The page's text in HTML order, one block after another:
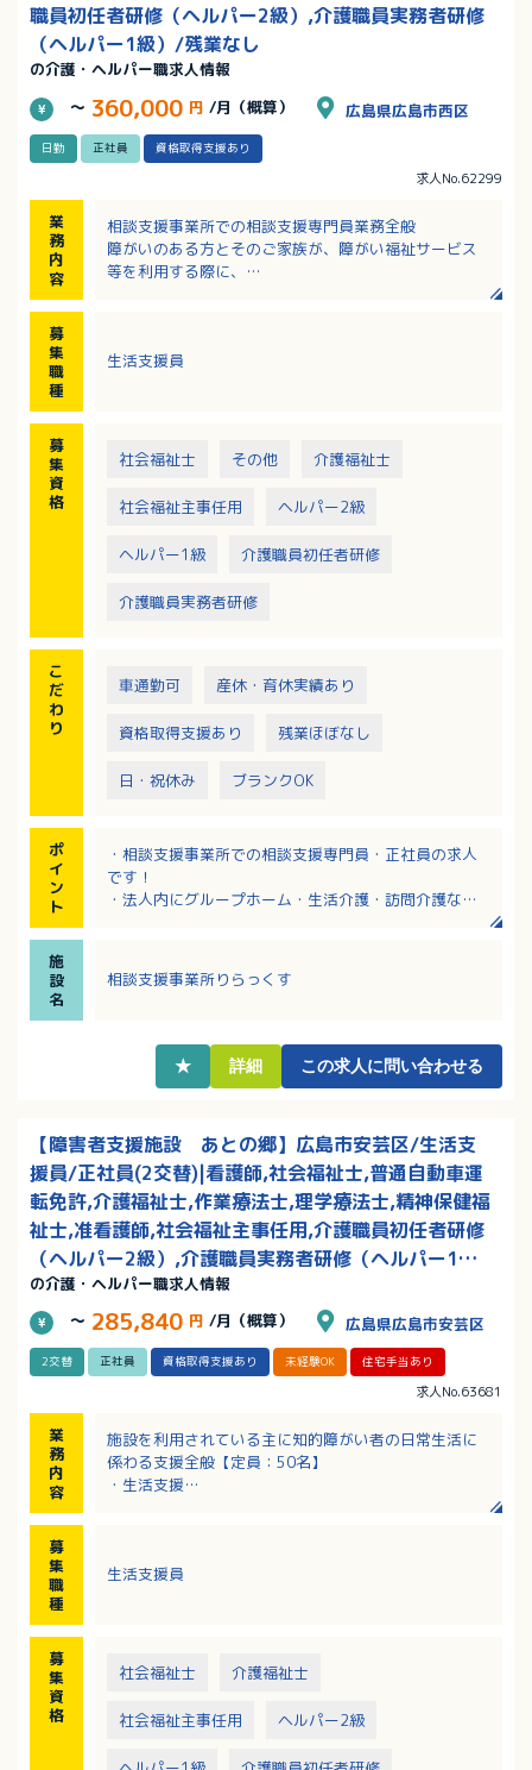
職員初任者研修（ヘルパー2級）,介護職員実務者研修
（ヘルパー1級）/残業なし
の介護・ヘルパー職求人情報
～ 360,000 円 /月（概算） 広島県広島市西区
日勤 正社員 資格取得支援あり
求人No.62299
業
務
内
容
相談支援事業所での相談支援専門員業務全般
障がいのある方とそのご家族が、障がい福祉サービス
等を利用する際に、
し、実際に困っていることなどの聞き取り）
・モニタリング（利用者様の状況を確認し、必要な支
援プランの検証や見直しを繰り返し行うなど継続的な
モニタリングを行う）
※利用者様がスムーズに障がい福祉サービスを受けら
必要に応じて事業所見学や調整を行っていただきま
募
集
職
種
生活支援員
募
集
資
格
社会福祉士 その他 介護福祉士
社会福祉主事任用 ヘルパー2級
ヘルパー1級 介護職員初任者研修
介護職員実務者研修
こ
だ
わ
り
車通勤可 産休・育休実績あり
資格取得支援あり 残業ほぼなし
日・祝休み ブランクOK
ポ
イ
ン
ト
・相談支援事業所での相談支援専門員・正社員の求人
です！
・法人内にグループホーム・生活介護・訪問介護など
・お給料は経験を考慮して決定します！
施
設
名
相談支援事業所りらっくす
★ 詳細 この求人に問い合わせる
【障害者支援施設 あとの郷】広島市安芸区/生活支
援員/正社員(2交替)|看護師,社会福祉士,普通自動車運
転免許,介護福祉士,作業療法士,理学療法士,精神保健福
祉士,准看護師,社会福祉主事任用,介護職員初任者研修
（ヘルパー2級）,介護職員実務者研修（ヘルパー1
級）,言語聴覚士,無資格OK/残業なし
の介護・ヘルパー職求人情報
～ 285,840 円 /月（概算） 広島県広島市安芸区
2交替 正社員 資格取得支援あり 未経験OK 住宅手当あり
求人No.63681
業
務
内
容
施設を利用されている主に知的障がい者の日常生活に
係わる支援全般【定員：50名】
・生活支援
応え信頼される方を求めています。
募
集
職
種
生活支援員
募
集
資
格
社会福祉士 介護福祉士
社会福祉主事任用 ヘルパー2級